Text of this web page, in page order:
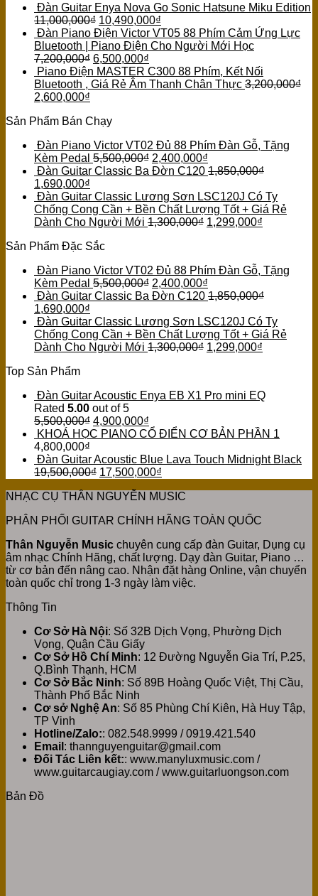
Đàn Guitar Enya Nova Go Sonic Hatsune Miku Edition
11,000,000₫ 10,490,000₫
Đàn Piano Điện Victor VT05 88 Phím Cảm Ứng Lực
Bluetooth | Piano Điện Cho Người Mới Học
7,200,000₫ 6,500,000₫
Piano Điện MASTER C300 88 Phím, Kết Nối
Bluetooth , Giá Rẻ Âm Thanh Chân Thực 3,200,000₫
2,600,000₫
Sản Phẩm Bán Chạy
Đàn Piano Victor VT02 Đủ 88 Phím Đàn Gỗ, Tặng
Kèm Pedal 5,500,000₫ 2,400,000₫
Đàn Guitar Classic Ba Đờn C120 1,850,000₫
1,690,000₫
Đàn Guitar Classic Lương Sơn LSC120J Có Ty
Chống Cong Cần + Bền Chất Lượng Tốt + Giá Rẻ
Dành Cho Người Mới 1,300,000₫ 1,299,000₫
Sản Phẩm Đặc Sắc
Đàn Piano Victor VT02 Đủ 88 Phím Đàn Gỗ, Tặng
Kèm Pedal 5,500,000₫ 2,400,000₫
Đàn Guitar Classic Ba Đờn C120 1,850,000₫
1,690,000₫
Đàn Guitar Classic Lương Sơn LSC120J Có Ty
Chống Cong Cần + Bền Chất Lượng Tốt + Giá Rẻ
Dành Cho Người Mới 1,300,000₫ 1,299,000₫
Top Sản Phẩm
Đàn Guitar Acoustic Enya EB X1 Pro mini EQ
Rated 5.00 out of 5
5,500,000₫ 4,900,000₫
KHOÁ HỌC PIANO CỔ ĐIỂN CƠ BẢN PHẦN 1
4,800,000₫
Đàn Guitar Acoustic Blue Lava Touch Midnight Black
19,500,000₫ 17,500,000₫
NHẠC CỤ THÂN NGUYỄN MUSIC
PHÂN PHỐI GUITAR CHÍNH HÃNG TOÀN QUỐC
Thân Nguyễn Music chuyên cung cấp đàn Guitar, Dụng cụ
âm nhạc Chính Hãng, chất lượng. Dạy đàn Guitar, Piano …
từ cơ bản đến nâng cao. Nhận đặt hàng Online, vận chuyển
toàn quốc chỉ trong 1-3 ngày làm việc.
Thông Tin
Cơ Sở Hà Nội: Số 32B Dịch Vọng, Phường Dịch
Vọng, Quận Cầu Giấy
Cơ Sở Hồ Chí Minh: 12 Đường Nguyễn Gia Trí, P.25,
Q.Bình Thạnh, HCM
Cơ Sở Bắc Ninh: Số 89B Hoàng Quốc Việt, Thị Cầu,
Thành Phố Bắc Ninh
Cơ sở Nghệ An: Số 85 Phùng Chí Kiên, Hà Huy Tập,
TP Vinh
Hotline/Zalo:: 082.548.9999 / 0919.421.540
Email : thannguyenguitar@gmail.com
Đối Tác Liên kết:: www.manyluxmusic.com /
www.guitarcaugiay.com / www.guitarluongson.com
Bản Đồ